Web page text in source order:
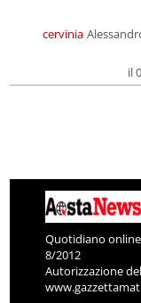
cervinia
il
Quotidiano
8/2012
Autorizzazione